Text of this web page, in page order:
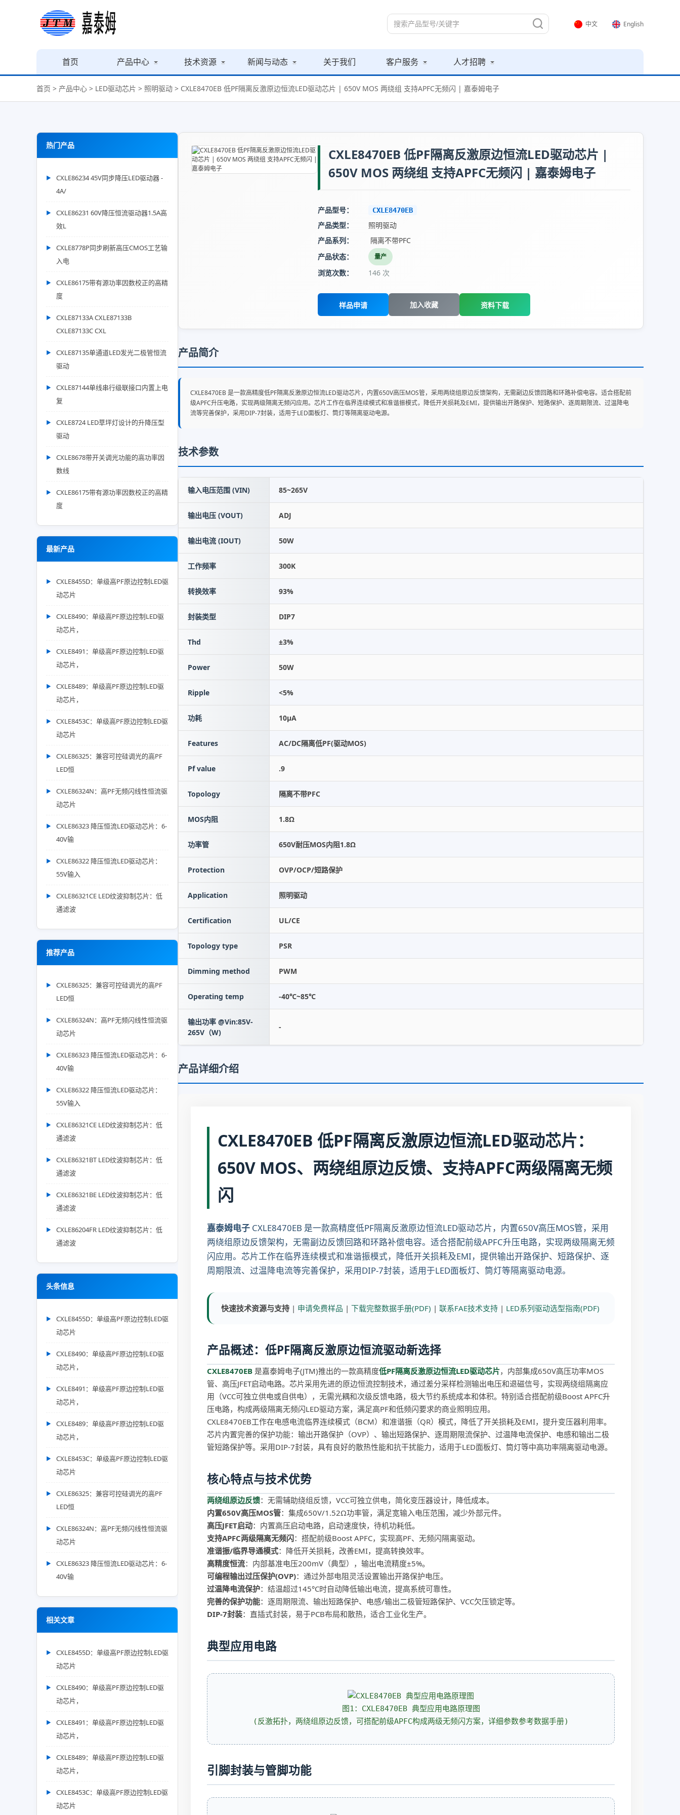
中文 English
首页 产品中心 技术资源 新闻与动态 关于我们 客户服务 人才招聘
首页 > 产品中心 > LED驱动芯片 > 照明驱动 > CXLE8470EB 低PF隔离反激原边恒流LED驱动芯片 | 650V MOS 两绕组 支持APFC无频闪 | 嘉泰姆电子
热门产品
CXLE86234 45V同步降压LED驱动器 -
4A/
CXLE86231 60V降压恒流驱动器1.5A高
效L
CXLE8778P同步刷新高压CMOS工艺输
入电
CXLE86175带有源功率因数校正的高精
度
CXLE87133A CXLE87133B
CXLE87133C CXL
CXLE87135单通道LED发光二极管恒流
驱动
CXLE87144单线串行级联接口内置上电
复
CXLE8724 LED草坪灯设计的升降压型
驱动
CXLE8678带开关调光功能的高功率因
数线
CXLE86175带有源功率因数校正的高精
度
最新产品
CXLE8455D：单级高PF原边控制LED驱
动芯片
CXLE8490：单级高PF原边控制LED驱
动芯片，
CXLE8491：单级高PF原边控制LED驱
动芯片，
CXLE8489：单级高PF原边控制LED驱
动芯片，
CXLE8453C：单级高PF原边控制LED驱
动芯片
CXLE86325：兼容可控硅调光的高PF
LED恒
CXLE86324N：高PF无频闪线性恒流驱
动芯片
CXLE86323 降压恒流LED驱动芯片：6-
40V输
CXLE86322 降压恒流LED驱动芯片：
55V输入
CXLE86321CE LED纹波抑制芯片：低
通滤波
推荐产品
CXLE86325：兼容可控硅调光的高PF
LED恒
CXLE86324N：高PF无频闪线性恒流驱
动芯片
CXLE86323 降压恒流LED驱动芯片：6-
40V输
CXLE86322 降压恒流LED驱动芯片：
55V输入
CXLE86321CE LED纹波抑制芯片：低
通滤波
CXLE86321BT LED纹波抑制芯片：低
通滤波
CXLE86321BE LED纹波抑制芯片：低
通滤波
CXLE86204FR LED纹波抑制芯片：低
通滤波
头条信息
CXLE8455D：单级高PF原边控制LED驱
动芯片
CXLE8490：单级高PF原边控制LED驱
动芯片，
CXLE8491：单级高PF原边控制LED驱
动芯片，
CXLE8489：单级高PF原边控制LED驱
动芯片，
CXLE8453C：单级高PF原边控制LED驱
动芯片
CXLE86325：兼容可控硅调光的高PF
LED恒
CXLE86324N：高PF无频闪线性恒流驱
动芯片
CXLE86323 降压恒流LED驱动芯片：6-
40V输
相关文章
CXLE8455D：单级高PF原边控制LED驱
动芯片
CXLE8490：单级高PF原边控制LED驱
动芯片，
CXLE8491：单级高PF原边控制LED驱
动芯片，
CXLE8489：单级高PF原边控制LED驱
动芯片，
CXLE8453C：单级高PF原边控制LED驱
动芯片
CXLE8470EB 低PF隔离反激原边恒流LED驱动芯片 |
650V MOS 两绕组 支持APFC无频闪 | 嘉泰姆电子
产品型号： CXLE8470EB
产品类型：
照明驱动
产品系列：
隔离不带PFC
产品状态：
量产
浏览次数： 146 次
样品申请 加入收藏 资料下载
产品简介
CXLE8470EB 是一款高精度低PF隔离反激原边恒流LED驱动芯片，内置650V高压MOS管，采用两绕组原边反馈架构，无需副边反馈回路和环路补偿电容。适合搭配前
级APFC升压电路，实现两级隔离无频闪应用。芯片工作在临界连续模式和准谐振模式，降低开关损耗及EMI，提供输出开路保护、短路保护、逐周期限流、过温降电
流等完善保护，采用DIP-7封装，适用于LED面板灯、筒灯等隔离驱动电源。
技术参数
输入电压范围 (VIN) 85~265V
输出电压 (VOUT) ADJ
输出电流 (IOUT) 50W
工作频率 300K
转换效率 93%
封装类型 DIP7
Thd ±3%
Power 50W
Ripple <5%
功耗 10μA
Features AC/DC隔离低PF(驱动MOS)
Pf value .9
Topology 隔离不带PFC
MOS内阻 1.8Ω
功率管 650V耐压MOS内阻1.8Ω
Protection OVP/OCP/短路保护
Application 照明驱动
Certification UL/CE
Topology type PSR
Dimming method PWM
Operating temp -40℃~85℃
输出功率 @Vin:85V-
265V（W)
-
产品详细介绍
CXLE8470EB 低PF隔离反激原边恒流LED驱动芯片：
650V MOS、两绕组原边反馈、支持APFC两级隔离无频
闪
嘉泰姆电子 CXLE8470EB 是一款高精度低PF隔离反激原边恒流LED驱动芯片，内置650V高压MOS管，采用
两绕组原边反馈架构，无需副边反馈回路和环路补偿电容。适合搭配前级APFC升压电路，实现两级隔离无频
闪应用。芯片工作在临界连续模式和准谐振模式，降低开关损耗及EMI，提供输出开路保护、短路保护、逐
周期限流、过温降电流等完善保护，采用DIP-7封装，适用于LED面板灯、筒灯等隔离驱动电源。
快速技术资源与支持 | 申请免费样品 | 下载完整数据手册(PDF) | 联系FAE技术支持 | LED系列驱动选型指南(PDF)
产品概述：低PF隔离反激原边恒流驱动新选择
CXLE8470EB 是嘉泰姆电子(JTM)推出的一款高精度低PF隔离反激原边恒流LED驱动芯片，内部集成650V高压功率MOS
管、高压JFET启动电路。芯片采用先进的原边恒流控制技术，通过差分采样检测输出电压和退磁信号，实现两绕组隔离应
用（VCC可独立供电或自供电），无需光耦和次级反馈电路，极大节约系统成本和体积。特别适合搭配前级Boost APFC升
压电路，构成两级隔离无频闪LED驱动方案，满足高PF和低频闪要求的商业照明应用。
CXLE8470EB工作在电感电流临界连续模式（BCM）和准谐振（QR）模式，降低了开关损耗及EMI，提升变压器利用率。
芯片内置完善的保护功能：输出开路保护（OVP）、输出短路保护、逐周期限流保护、过温降电流保护、电感和输出二极
管短路保护等。采用DIP-7封装，具有良好的散热性能和抗干扰能力，适用于LED面板灯、筒灯等中高功率隔离驱动电源。
核心特点与技术优势
两绕组原边反馈：无需辅助绕组反馈，VCC可独立供电，简化变压器设计，降低成本。
内置650V高压MOS管：集成650V/1.52Ω功率管，满足宽输入电压范围，减少外部元件。
高压JFET启动：内置高压启动电路，启动速度快，待机功耗低。
支持APFC两级隔离无频闪：搭配前级Boost APFC，实现高PF、无频闪隔离驱动。
准谐振/临界导通模式：降低开关损耗，改善EMI，提高转换效率。
高精度恒流：内部基准电压200mV（典型），输出电流精度±5%。
可编程输出过压保护(OVP)：通过外部电阻灵活设置输出开路保护电压。
过温降电流保护：结温超过145°C时自动降低输出电流，提高系统可靠性。
完善的保护功能：逐周期限流、输出短路保护、电感/输出二极管短路保护、VCC欠压锁定等。
DIP-7封装：直插式封装，易于PCB布局和散热，适合工业化生产。
典型应用电路
图1：CXLE8470EB 典型应用电路原理图
(反激拓扑，两绕组原边反馈，可搭配前级APFC构成两级无频闪方案，详细参数参考数据手册)
引脚封装与管脚功能